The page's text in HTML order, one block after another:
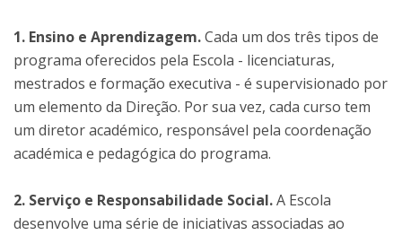
1. Ensino e Aprendizagem.Cada um dos três tipos de
programa oferecidos pela Escola - licenciaturas,
mestrados e formação executiva - é supervisionado por
um elemento da Direção. Por sua vez, cada curso tem
um diretor académico, responsável pela coordenação
académica e pedagógica do programa.
2. Serviço e Responsabilidade Social.A Escola
desenvolve uma série de iniciativas associadas ao